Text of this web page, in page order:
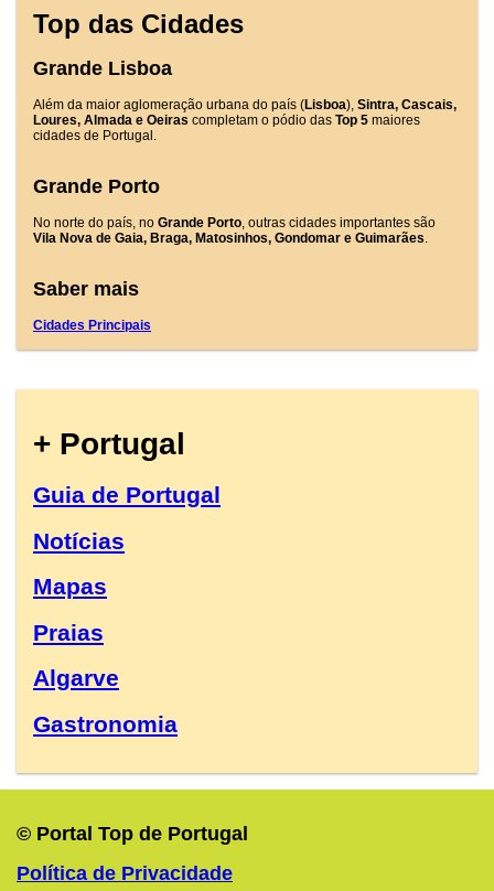
Top das Cidades
Grande Lisboa
Além da maior aglomeração urbana do país (Lisboa), Sintra, Cascais,
Loures, Almada e Oeiras completam o pódio das Top 5 maiores
cidades de Portugal.
Grande Porto
No norte do país, no Grande Porto, outras cidades importantes são
Vila Nova de Gaia, Braga, Matosinhos, Gondomar e Guimarães.
Saber mais
Cidades Principais
+ Portugal
Guia de Portugal
Notícias
Mapas
Praias
Algarve
Gastronomia
© Portal Top de Portugal
Política de Privacidade